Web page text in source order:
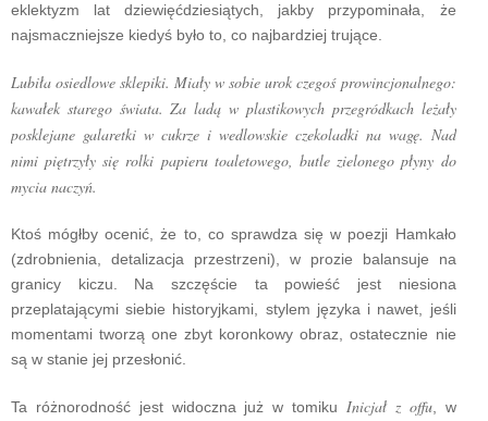
eklektyzm lat dziewięćdziesiątych, jakby przypominała, że
najsmaczniejsze kiedyś było to, co najbardziej trujące.
Lubiła osiedlowe sklepiki. Miały w sobie urok czegoś prowincjonalnego:
kawałek starego świata. Za ladą w plastikowych przegródkach leżały
posklejane galaretki w cukrze i wedlowskie czekoladki na wagę. Nad
nimi piętrzyły się rolki papieru toaletowego, butle zielonego płyny do
mycia naczyń.
Ktoś mógłby ocenić, że to, co sprawdza się w poezji Hamkało
(zdrobnienia, detalizacja przestrzeni), w prozie balansuje na
granicy kiczu. Na szczęście ta powieść jest niesiona
przeplatającymi siebie historyjkami, stylem języka i nawet, jeśli
momentami tworzą one zbyt koronkowy obraz, ostatecznie nie
są w stanie jej przesłonić.
Ta różnorodność jest widoczna już w tomiku Inicjał z offu, w